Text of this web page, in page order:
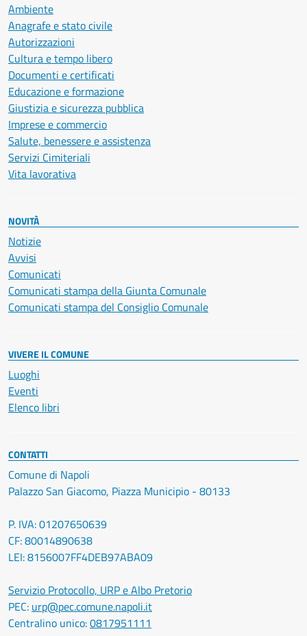
Ambiente
Anagrafe e stato civile
Autorizzazioni
Cultura e tempo libero
Documenti e certificati
Educazione e formazione
Giustizia e sicurezza pubblica
Imprese e commercio
Salute, benessere e assistenza
Servizi Cimiteriali
Vita lavorativa
NOVITÀ
Notizie
Avvisi
Comunicati
Comunicati stampa della Giunta Comunale
Comunicati stampa del Consiglio Comunale
VIVERE IL COMUNE
Luoghi
Eventi
Elenco libri
CONTATTI
Comune di Napoli
Palazzo San Giacomo, Piazza Municipio - 80133
P. IVA: 01207650639
CF: 80014890638
LEI: 8156007FF4DEB97ABA09
Servizio Protocollo, URP e Albo Pretorio
PEC: urp@pec.comune.napoli.it
Centralino unico:0817951111